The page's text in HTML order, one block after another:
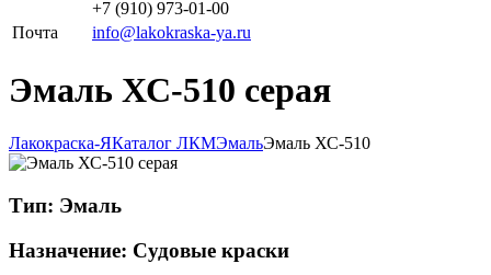
+7 (910) 973-01-00
Почта
info@lakokraska-ya.ru
Эмаль ХС-510 серая
Лакокраска-ЯКаталог ЛКМЭмальЭмаль ХС-510
Тип: Эмаль
Назначение: Судовые краски